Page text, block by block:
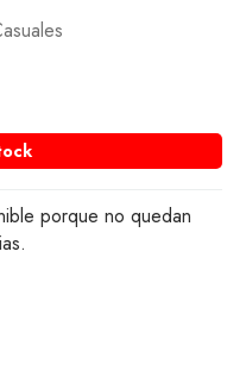
porque no quedan